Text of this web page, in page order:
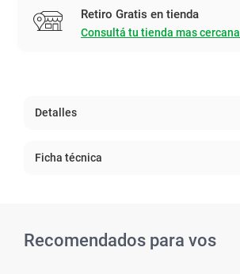
Retiro Gratis en tienda
Consultá tu tienda mas cercana
Detalles
Ficha técnica
Recomendados para vos